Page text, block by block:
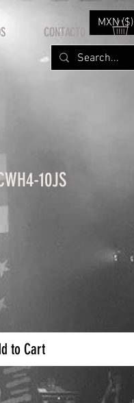
CONTACTO
MXN ($)
10JS
to Cart